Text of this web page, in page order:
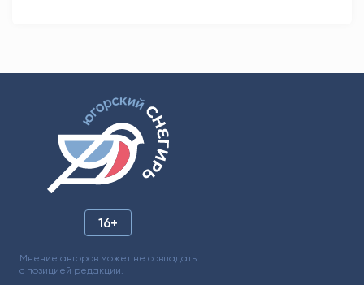
16+
Мнение авторов может не совпадать
с позицией редакции.